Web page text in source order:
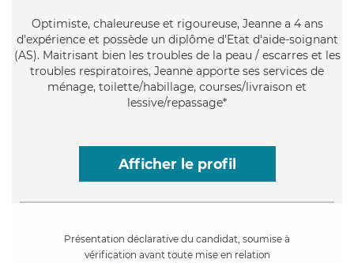
Optimiste, chaleureuse et rigoureuse, Jeanne a 4 ans
d'expérience et possède un diplôme d'Etat d'aide-soignant
(AS). Maitrisant bien les troubles de la peau / escarres et les
troubles respiratoires, Jeanne apporte ses services de
ménage, toilette/habillage, courses/livraison et
lessive/repassage*
Afficher le profil
Présentation déclarative du candidat, soumise à
vérification avant toute mise en relation